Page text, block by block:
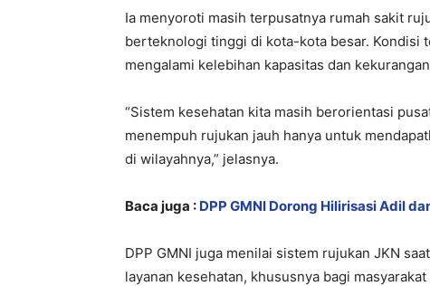
Ia menyoroti masih terpusatnya rumah sakit
berteknologi tinggi di kota-kota besar. Kondisi
mengalami kelebihan kapasitas dan
“Sistem kesehatan kita masih berorientasi
menempuh rujukan jauh hanya untuk
di wilayahnya,” jelasnya.
Baca juga : DPP GMNI Dorong Hilirisasi Adil
DPP GMNI juga menilai sistem rujukan JKN
layanan kesehatan, khususnya bagi